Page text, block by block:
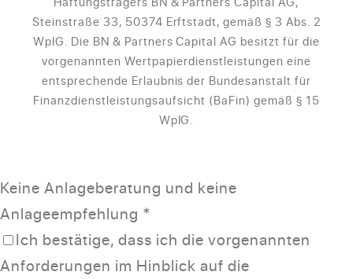
Steinstraße 33, 50374 Erftstadt, gemäß § 3 Abs. 2
WpIG. Die BN & Partners Capital AG besitzt für die
vorgenannten Wertpapierdienstleistungen eine
entsprechende Erlaubnis der Bundesanstalt für
Finanzdienstleistungsaufsicht (BaFin) gemäß § 15
WpIG.
Keine Anlageberatung und keine
Anlageempfehlung *
Ich bestätige, dass ich die vorgenannten
Anforderungen im Hinblick auf die